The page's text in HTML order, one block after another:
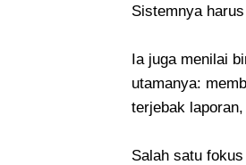
Sistemnya
Ia juga menilai
utamanya:
terjebak
Salah satu